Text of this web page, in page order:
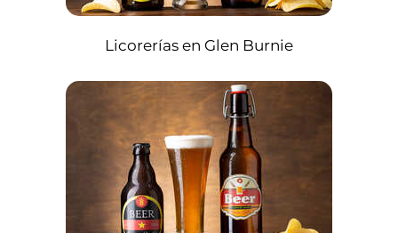
Licorerías en Glen Burnie